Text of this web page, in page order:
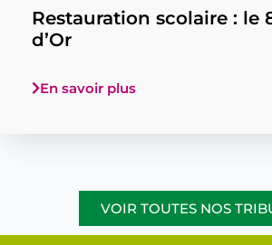
Restauration scolaire : le
d’Or
En savoir plus
VOIR TOUTES NOS